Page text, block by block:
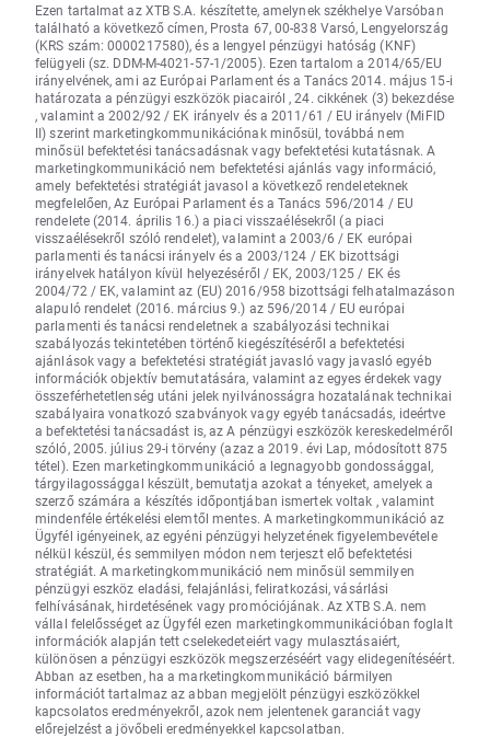
Ezen tartalmat az XTB S.A. készítette, amelynek székhelye Varsóban
található a következő címen, Prosta 67, 00-838 Varsó, Lengyelország
(KRS szám: 0000217580), és a lengyel pénzügyi hatóság (KNF)
felügyeli (sz. DDM-M-4021-57-1/2005). Ezen tartalom a 2014/65/EU
irányelvének, ami az Európai Parlament és a Tanács 2014. május 15-i
határozata a pénzügyi eszközök piacairól , 24. cikkének (3) bekezdése
, valamint a 2002/92 / EK irányelv és a 2011/61 / EU irányelv (MiFID
II) szerint marketingkommunikációnak minősül, továbbá nem
minősül befektetési tanácsadásnak vagy befektetési kutatásnak. A
marketingkommunikáció nem befektetési ajánlás vagy információ,
amely befektetési stratégiát javasol a következő rendeleteknek
megfelelően, Az Európai Parlament és a Tanács 596/2014 / EU
rendelete (2014. április 16.) a piaci visszaélésekről (a piaci
visszaélésekről szóló rendelet), valamint a 2003/6 / EK európai
parlamenti és tanácsi irányelv és a 2003/124 / EK bizottsági
irányelvek hatályon kívül helyezéséről / EK, 2003/125 / EK és
2004/72 / EK, valamint az (EU) 2016/958 bizottsági felhatalmazáson
alapuló rendelet (2016. március 9.) az 596/2014 / EU európai
parlamenti és tanácsi rendeletnek a szabályozási technikai
szabályozás tekintetében történő kiegészítéséről a befektetési
ajánlások vagy a befektetési stratégiát javasló vagy javasló egyéb
információk objektív bemutatására, valamint az egyes érdekek vagy
összeférhetetlenség utáni jelek nyilvánosságra hozatalának technikai
szabályaira vonatkozó szabványok vagy egyéb tanácsadás, ideértve
a befektetési tanácsadást is, az A pénzügyi eszközök kereskedelméről
szóló, 2005. július 29-i törvény (azaz a 2019. évi Lap, módosított 875
tétel). Ezen marketingkommunikáció a legnagyobb gondossággal,
tárgyilagossággal készült, bemutatja azokat a tényeket, amelyek a
szerző számára a készítés időpontjában ismertek voltak , valamint
mindenféle értékelési elemtől mentes. A marketingkommunikáció az
Ügyfél igényeinek, az egyéni pénzügyi helyzetének figyelembevétele
nélkül készül, és semmilyen módon nem terjeszt elő befektetési
stratégiát. A marketingkommunikáció nem minősül semmilyen
pénzügyi eszköz eladási, felajánlási, feliratkozási, vásárlási
felhívásának, hirdetésének vagy promóciójának. Az XTB S.A. nem
vállal felelősséget az Ügyfél ezen marketingkommunikációban foglalt
információk alapján tett cselekedeteiért vagy mulasztásaiért,
különösen a pénzügyi eszközök megszerzéséért vagy elidegenítéséért.
Abban az esetben, ha a marketingkommunikáció bármilyen
információt tartalmaz az abban megjelölt pénzügyi eszközökkel
kapcsolatos eredményekről, azok nem jelentenek garanciát vagy
előrejelzést a jövőbeli eredményekkel kapcsolatban.